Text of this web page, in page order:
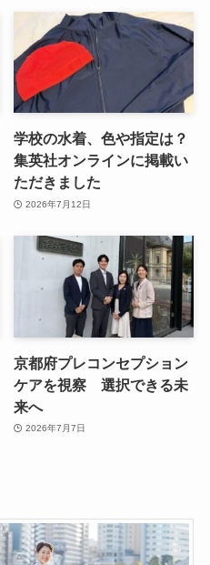
学校の水着、色や指定は？
集英社オンラインに掲載い
ただきました
2026年7月12日
京都府プレコンセプション
ケアを視察 選択できる未
来へ
2026年7月7日